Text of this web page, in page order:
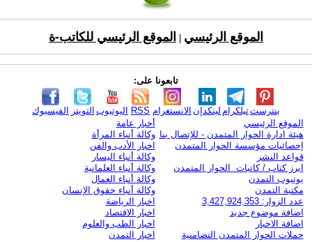
الموقع الرئيسي الموقع الرئيسي للكاتب-ة
تابعونا على:
الفيسبوك التويتر اليوتيوب RSS الانستغرام لينكدإن تيلكرامبنترست
الموقع الرئيسي
هيئة ادارة الحوار المتمدن - للإتصال بنا
إحصائيات مؤسسة الحوار المتمدن
قواعد النشر
ابرز كتاب / كاتبات الحوار المتمدن
يوتيوب التمدن
مكتبة التمدن
عدد الزوار: 3,427,924,353
اضافة موضوع جديد
اضافة الاخبار
حملات الحوار المتمدن التضامنية
أخبار عامة
وكالة أنباء المرأة
اخبار الأدب والفن
وكالة أنباء اليسار
وكالة أنباء العلمانية
وكالة أنباء العمال
وكالة أنباء حقوق الإنسان
اخبار الرياضة
اخبار الاقتصاد
اخبار الطب والعلوم
اخبار التمدن